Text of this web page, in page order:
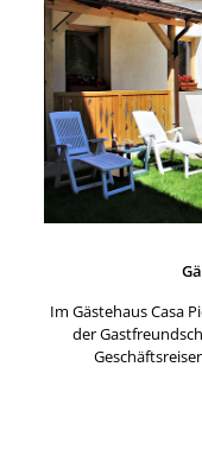
Im Gästehaus Casa
der